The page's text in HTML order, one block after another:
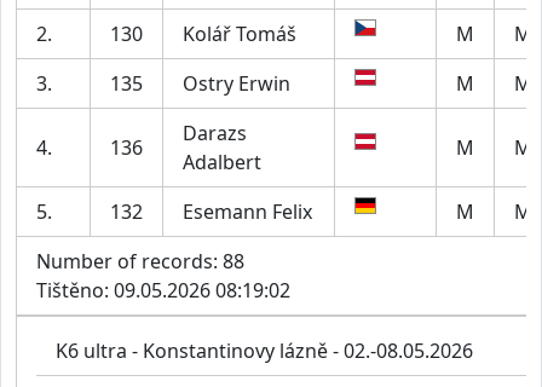
2. 130 Kolář Tomáš M
3.
135 Ostry Erwin M
4. 136
Darazs
Adalbert
M
5. 132 Esemann Felix M
Number of records: 88
Tištěno: 09.05.2026 08:19:02
K6 ultra - Konstantinovy lázně - 02.-08.05.2026